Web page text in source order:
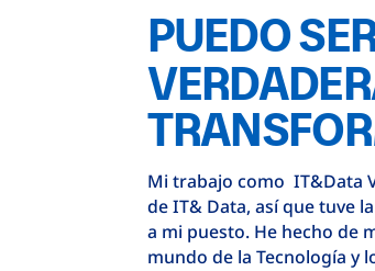
PUEDO
Mi trabajo como IT&Data
de IT& Data, así que tuve
a mi puesto. He hecho de
mundo de la Tecnología y